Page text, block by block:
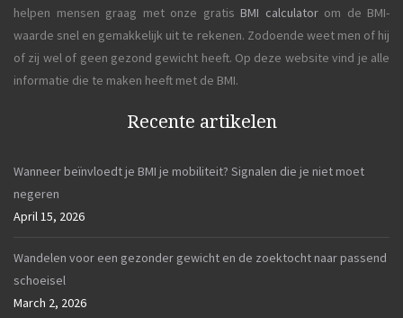
helpen mensen graag met onze gratis BMI calculatorom de BMI-
waarde snel en gemakkelijk uit te rekenen. Zodoende weet men of hij
of zij wel of geen gezond gewicht heeft. Op deze website vind je alle
informatie die te maken heeft met de BMI.
Recente artikelen
Wanneer beïnvloedt je BMI je mobiliteit? Signalen die je niet moet
negeren
April 15, 2026
Wandelen voor een gezonder gewicht en de zoektocht naar passend
schoeisel
March 2, 2026